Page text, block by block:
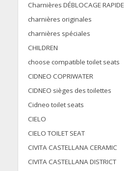
Charnières DÉBLOCAGE RAPIDE
charnières originales
charnières spéciales
CHILDREN
choose compatible toilet seats
CIDNEO COPRIWATER
CIDNEO sièges des toilettes
Cidneo toilet seats
CIELO
CIELO TOILET SEAT
CIVITA CASTELLANA CERAMIC
CIVITA CASTELLANA DISTRICT